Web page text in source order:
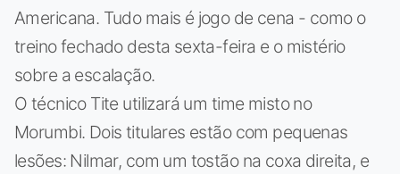
Americana. Tudo mais é jogo de cena - como o
treino fechado desta sexta-feira e o mistério
sobre a escalação.
O técnico Tite utilizará um time misto no
Morumbi. Dois titulares estão com pequenas
lesões: Nilmar, com um tostão na coxa direita, e